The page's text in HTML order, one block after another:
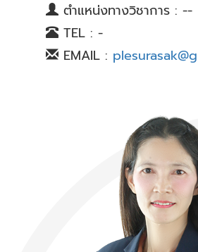
ตำแหน่งทางวิชาการ : --
TEL : -
EMAIL :